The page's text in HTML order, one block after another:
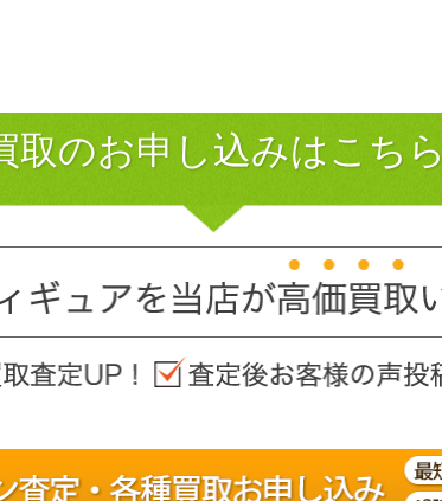
取のお申し込みはこちら